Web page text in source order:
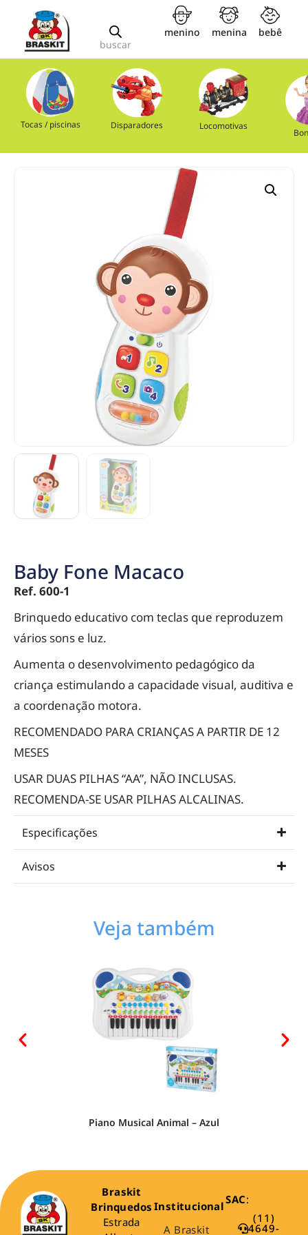
buscar
menino menina bebê
Tocas / piscinas Disparadores Locomotivas
Baby Fone Macaco
Ref. 600-1
Brinquedo educativo com teclas que reproduzem
vários sons e luz.
Aumenta o desenvolvimento pedagógico da
criança estimulando a capacidade visual, auditiva e
a coordenação motora.
RECOMENDADO PARA CRIANÇAS A PARTIR DE 12
MESES
USAR DUAS PILHAS “AA”, NÃO INCLUSAS.
RECOMENDA-SE USAR PILHAS ALCALINAS.
Especificações
Avisos
Veja também
Piano Musical Animal – Azul
Braskit
Brinquedos
Estrada
Institucional
A Braskit
SAC:
(11)
4649-